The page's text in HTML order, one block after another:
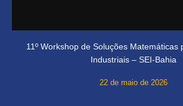
11º Workshop de Soluções Matemáticas
Industriais – SEI-Bahia
22 de maio de 2026